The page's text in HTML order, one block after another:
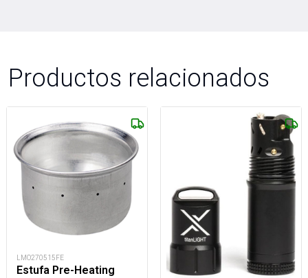
Productos relacionados
LMO270515FE
Estufa Pre-Heating